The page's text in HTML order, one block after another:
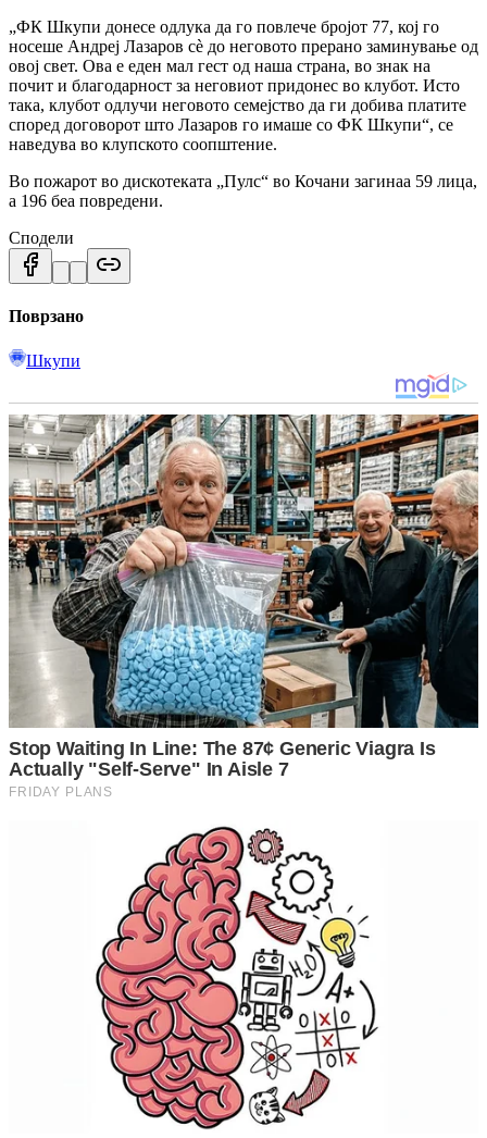
„ФК Шкупи донесе одлука да го повлече бројот 77, кој го
носеше Андреј Лазаров сè до неговото прерано заминување од
овој свет. Ова е еден мал гест од наша страна, во знак на
почит и благодарност за неговиот придонес во клубот. Исто
така, клубот одлучи неговото семејство да ги добива платите
според договорот што Лазаров го имаше со ФК Шкупи“, се
наведува во клупското соопштение.
Во пожарот во дискотеката „Пулс“ во Кочани загинаа 59 лица,
а 196 беа повредени.
Сподели
Поврзано
Шкупи